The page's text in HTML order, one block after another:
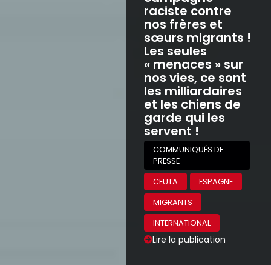
raciste contre
nos frères et
sœurs migrants !
Les seules
« menaces » sur
nos vies, ce sont
les milliardaires
et les chiens de
garde qui les
servent !
COMMUNIQUÉS DE
PRESSE
CEUTA
ESPAGNE
MIGRANTS
INTERNATIONAL
Lire la publication